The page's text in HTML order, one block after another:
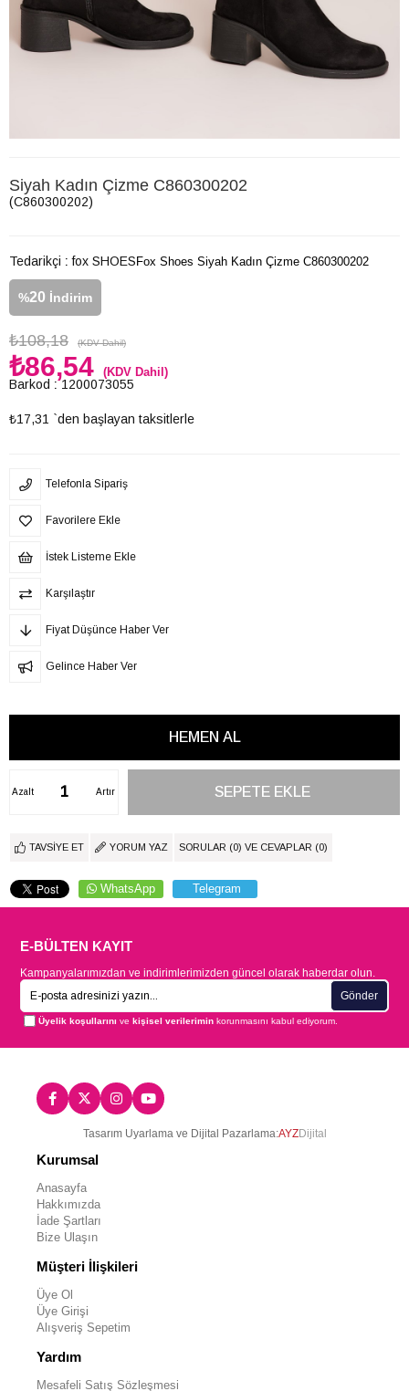
Siyah Kadın Çizme C860300202
(C860300202)
Tedarikçi : fox SHOES
%20 İndirim
₺108,18 (KDV Dahil)
₺86,54 (KDV Dahil)
Barkod : 1200073055
₺17,31 `den başlayan taksitlerle
Fox Shoes Siyah Kadın Çizme C860300202
Telefonla Sipariş
Favorilere Ekle
İstek Listeme Ekle
Karşılaştır
Fiyat Düşünce Haber Ver
Gelince Haber Ver
Artır
Azalt
TAVSIYE ET YORUM YAZ SORULAR (0) VE CEVAPLAR (0)
WhatsApp Telegram
E-BÜLTEN KAYIT
Kampanyalarımızdan ve indirimlerimizden güncel olarak haberdar olun.
Gönder
Üyelik koşullarını vekişisel verilerimin korunmasını kabul ediyorum.
Tasarım Uyarlama ve Dijital Pazarlama:AYZDijital
Kurumsal
Anasayfa
Hakkımızda
İade Şartları
Bize Ulaşın
Müşteri İlişkileri
Üye Ol
Üye Girişi
Alışveriş Sepetim
Yardım
Mesafeli Satış Sözleşmesi